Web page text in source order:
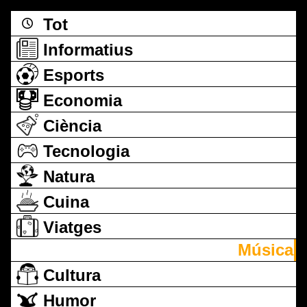
Tot
Informatius
Esports
Economia
Ciència
Tecnologia
Natura
Cuina
Viatges
Música
Cultura
Humor